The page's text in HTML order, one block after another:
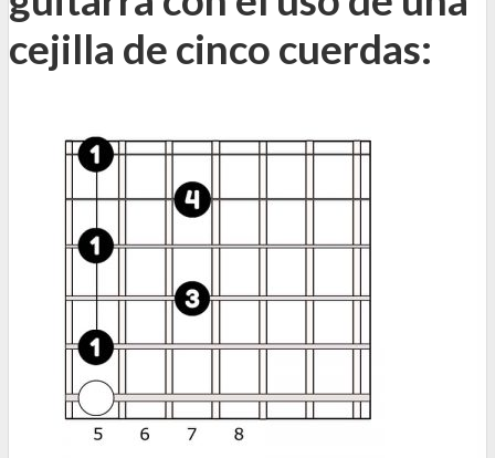
cejilla de cinco cuerdas: